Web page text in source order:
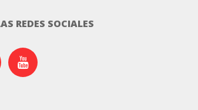
REDES SOCIALES